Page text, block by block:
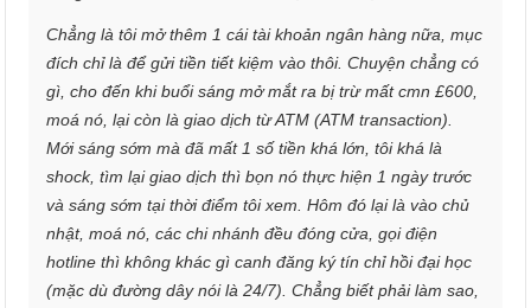
Chẳng là tôi mở thêm 1 cái tài khoản ngân hàng nữa, mục
đích chỉ là để gửi tiền tiết kiệm vào thôi. Chuyện chẳng có
gì, cho đến khi buổi sáng mở mắt ra bị trừ mất cmn £600,
moá nó, lại còn là giao dịch từ ATM (ATM transaction).
Mới sáng sớm mà đã mất 1 số tiền khá lớn, tôi khá là
shock, tìm lại giao dịch thì bọn nó thực hiện 1 ngày trước
và sáng sớm tại thời điểm tôi xem. Hôm đó lại là vào chủ
nhật, moá nó, các chi nhánh đều đóng cửa, gọi điện
hotline thì không khác gì canh đăng ký tín chỉ hồi đại học
(mặc dù đường dây nói là 24/7). Chẳng biết phải làm sao,